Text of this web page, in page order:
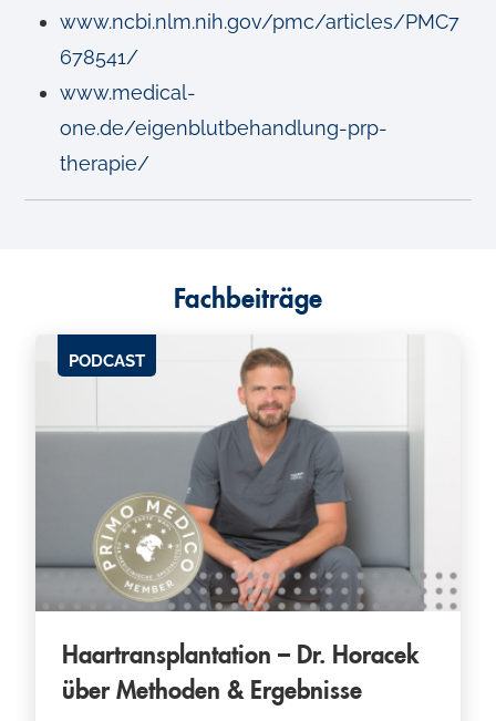
www.ncbi.nlm.nih.gov/pmc/articles/PMC7
678541/
www.medical-
one.de/eigenblutbehandlung-prp-
therapie/
Fachbeiträge
PODCAST
Haartransplantation – Dr. Horacek
über Methoden & Ergebnisse